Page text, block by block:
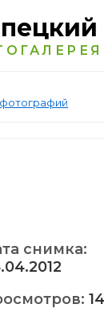
фотографий
снимка: